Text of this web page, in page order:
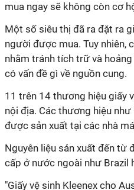
mua ngay sẽ không còn cơ
Một số siêu thị đã ra đặt ra
người được mua. Tuy nhiên,
nhằm tránh tích trữ và
có vấn đề gì về nguồn cung.
11 trên 14 thương hiệu giấy
nội địa. Các thương hiệu
được sản xuất tại các nhà
Nguyên liệu sản xuất đến từ
cấp ở nước ngoài như Brazil
"Giấy vệ sinh Kleenex cho